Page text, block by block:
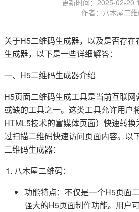
更新时间：2025-02-20
作者：八木屋二
关于H5二维码生成器，以及是否存
生成器，以下是一些详细解答：
一、H5二维码生成器介绍
H5页面二维码生成工具是当前互联
或缺的工具之一。这类工具允许用户
HTML5技术的富媒体页面）快速转
过扫描二维码快速访问页面内容。以
二维码生成器：
八木屋二维码：
功能特点：不仅是一个H5页面
强大的H5页面制作功能。用户